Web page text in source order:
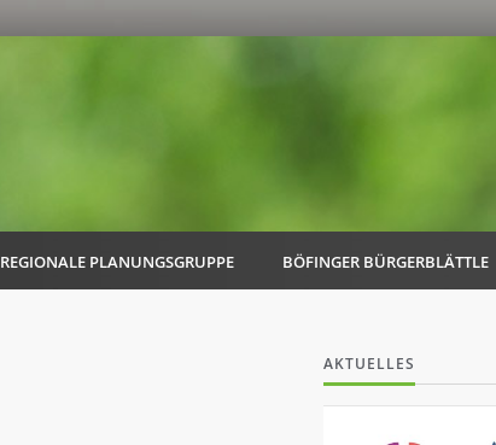
REGIONALE PLANUNGSGRUPPE BÖFINGER BÜRGERBLÄTTLE
AKTUELLES